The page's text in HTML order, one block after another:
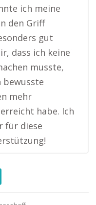
ich meine
den Griff
gut
dass ich keine
musste,
bewusste
mehr
habe. Ich
für diese